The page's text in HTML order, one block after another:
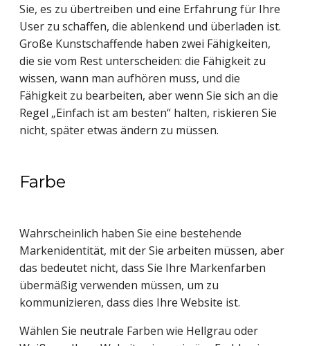
Sie, es zu übertreiben und eine Erfahrung für Ihre
User zu schaffen, die ablenkend und überladen ist.
Große Kunstschaffende haben zwei Fähigkeiten,
die sie vom Rest unterscheiden: die Fähigkeit zu
wissen, wann man aufhören muss, und die
Fähigkeit zu bearbeiten, aber wenn Sie sich an die
Regel „Einfach ist am besten“ halten, riskieren Sie
nicht, später etwas ändern zu müssen.
Farbe
Wahrscheinlich haben Sie eine bestehende
Markenidentität, mit der Sie arbeiten müssen, aber
das bedeutet nicht, dass Sie Ihre Markenfarben
übermäßig verwenden müssen, um zu
kommunizieren, dass dies Ihre Website ist.
Wählen Sie neutrale Farben wie Hellgrau oder